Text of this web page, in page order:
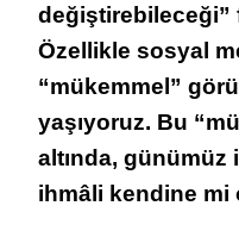
değiştirebileceği”
Özellikle sosyal
“mükemmel”
yaşıyoruz. Bu
altında, günümüz
ihmâli kendine mi